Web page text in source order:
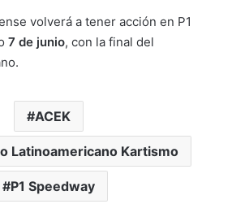
volverá a tener acción en P1
7 de junio, con la final del
ACEK
Latinoamericano Kartismo
P1 Speedway